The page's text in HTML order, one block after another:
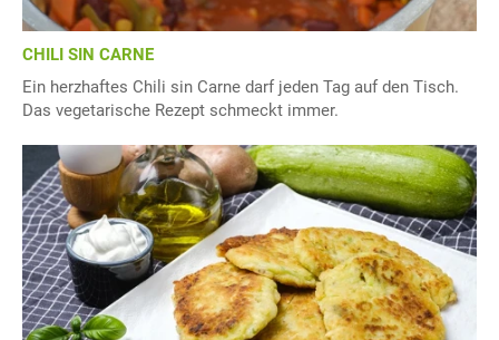
CHILI SIN CARNE
Ein herzhaftes Chili sin Carne darf jeden Tag auf den Tisch.
Das vegetarische Rezept schmeckt immer.